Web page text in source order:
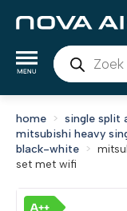
Producten
zoeken
home
single split
mitsubishi heavy
black-white
set met wifi